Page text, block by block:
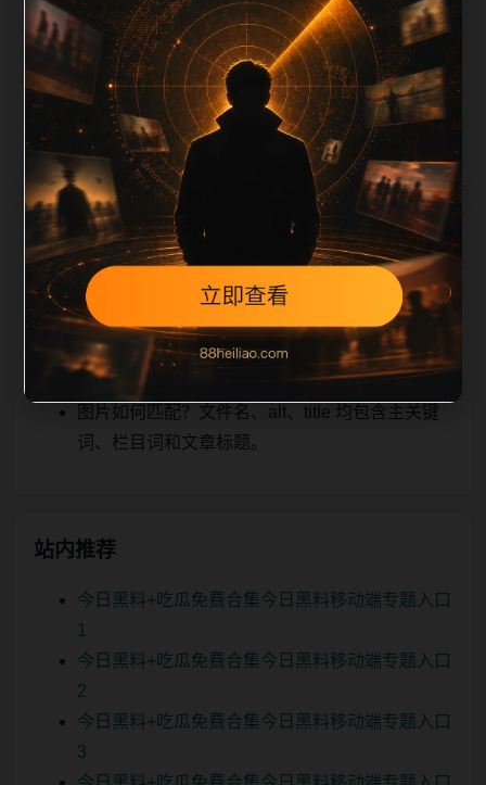
径，减少用户反复返回搜索页。第27篇作为本栏目的初
始建设内容，主要用于补齐栏目深度、稳定内链结构，
并为后续专题聚合提供可点击入口。如果后续发现页面
缺图、标题过短、描述为空或正文不足，将进入每日
SEO 检查清单自动修正。
相关问题
网红爆料后续如何更新？按每日少量、主题相
关、图片本地化的方式持续补充。
如何继续浏览？可返回栏目页、查看热门推荐或
进入 sitemap。
图片如何匹配？文件名、alt、title 均包含主关键
词、栏目词和文章标题。
站内推荐
今日黑料+吃瓜免费合集今日黑料移动端专题入口
1
今日黑料+吃瓜免费合集今日黑料移动端专题入口
2
今日黑料+吃瓜免费合集今日黑料移动端专题入口
3